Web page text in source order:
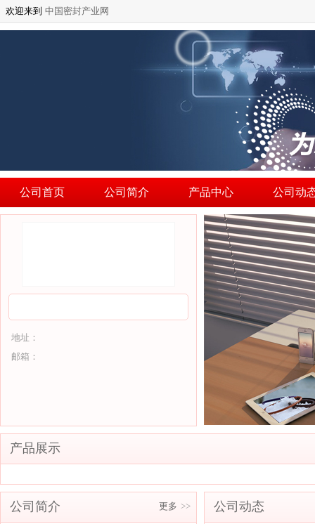
欢迎来到 中国密封产业网
公司首页 公司简介 产品中心 公司动
地址：
邮箱：
产品展示
公司简介 更多 >> 公司动态